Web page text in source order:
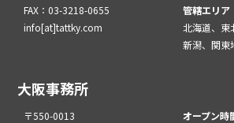
FAX：03-3218-0655
info[at]tattky.com
管轄エリア
北海道、東
新潟、関東
大阪事務所
〒550-0013
オープン時